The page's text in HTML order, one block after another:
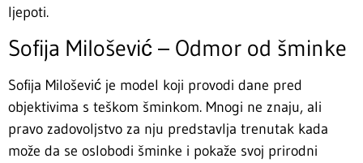
ljepoti.
Sofija Milošević – Odmor od šminke
Sofija Milošević je model koji provodi dane pred
objektivima s teškom šminkom. Mnogi ne znaju, ali
pravo zadovoljstvo za nju predstavlja trenutak kada
može da se oslobodi šminke i pokaže svoj prirodni